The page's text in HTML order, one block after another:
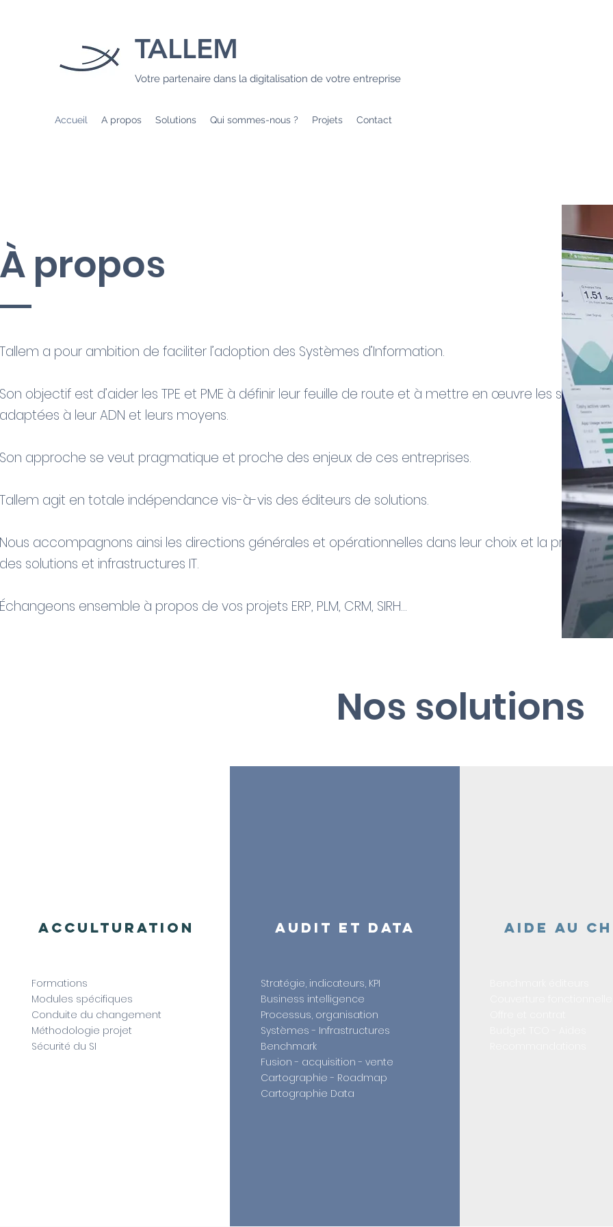
TALLEM
Votre partenaire dans la digitalisation de votre entreprise
Accueil A propos Solutions Qui sommes-nous ? Projets Contact
À propos
Tallem a pour ambition de faciliter l’adoption des Systèmes d’Information.
Son objectif est d’aider les TPE et PME à définir leur feuille de route et à mettre en œuvre les solutions
adaptées à leur ADN et leurs moyens.
Son approche se veut pragmatique et proche des enjeux de ces entreprises.
Tallem agit en totale indépendance vis-à-vis des éditeurs de solutions.
Nous accompagnons ainsi les directions générales et opérationnelles dans leur choix et la prise en
des solutions et infrastructures IT.
Échangeons ensemble à propos de vos projets ERP, PLM, CRM, SIRH…
Nos solutions
Acculturation
Formations
Modules spécifiques
Conduite du changement
Méthodologie projet
Sécurité du SI
AUDIT ET DATA
Stratégie, indicateurs, KPI
Business intelligence
Processus, organisation
Systèmes - Infrastructures
Benchmark
Fusion - acquisition - vente
Cartographie - Roadmap
Cartographie Data
AIDE AU